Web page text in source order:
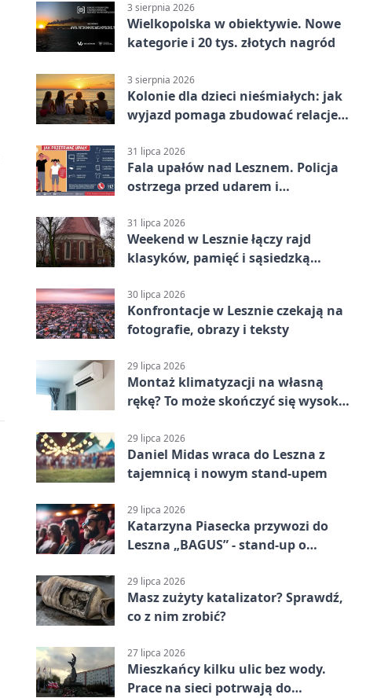
3 sierpnia 2026
Wielkopolska w obiektywie. Nowe
kategorie i 20 tys. złotych nagród
3 sierpnia 2026
Kolonie dla dzieci nieśmiałych: jak
wyjazd pomaga zbudować relacje z
31 lipca 2026
Fala upałów nad Lesznem. Policja
ostrzega przed udarem i
31 lipca 2026
Weekend w Lesznie łączy rajd
klasyków, pamięć i sąsiedzką
30 lipca 2026
Konfrontacje w Lesznie czekają na
fotografie, obrazy i teksty
29 lipca 2026
Montaż klimatyzacji na własną
rękę? To może skończyć się wysoką
29 lipca 2026
Daniel Midas wraca do Leszna z
tajemnicą i nowym stand-upem
29 lipca 2026
Katarzyna Piasecka przywozi do
Leszna „BAGUS” - stand-up o
29 lipca 2026
Masz zużyty katalizator? Sprawdź,
co z nim zrobić?
27 lipca 2026
Mieszkańcy kilku ulic bez wody.
Prace na sieci potrwają do